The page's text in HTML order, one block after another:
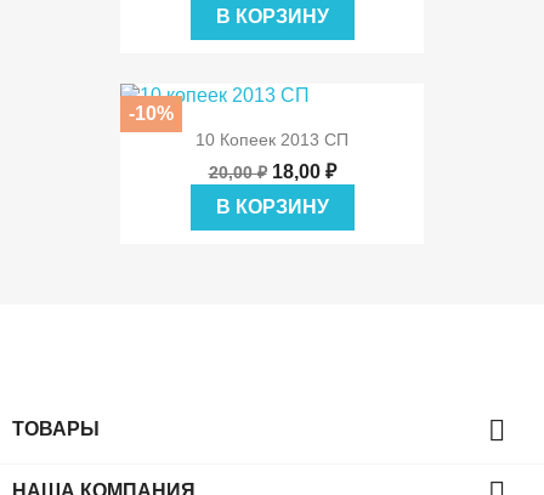
В КОРЗИНУ
10 Копеек 2013 СП
20,00 ₽ 18,00 ₽
В КОРЗИНУ
-10%
ТОВАРЫ 
НАША КОМПАНИЯ